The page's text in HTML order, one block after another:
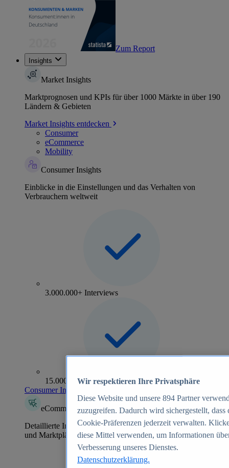
Zum Report
Insights
Market Insights
Marktprognosen und KPIs für über 1000 Märkte in über 190
Ländern & Gebieten
Market Insights entdecken
Consumer
eCommerce
Mobility
Consumer Insights
Einblicke in die Einstellungen und das Verhalten von
Verbrauchern weltweit
3.000.000+ Interviews
15.000+ Marken
Consumer Insights entdecken
eCommerce Insights
Detaillierte Informationen zu mehr als 39.000 Online-Shops
und Marktplätzen
Wir respektieren Ihre Privatsphäre
Diese Website und unsere 894 Partner
zuzugreifen. Dadurch wird sichergestellt,
Cookie-Präferenzen jederzeit verwalten.
diese Mittel verwenden, um Informationen
Verbesserung unseres Dienstes.
Datenschutzerklärung.